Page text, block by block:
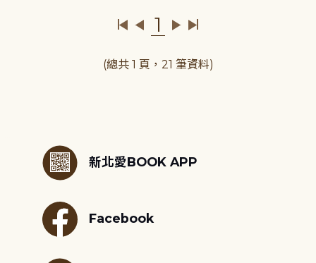
1
(總共 1 頁，21 筆資料)
新北愛BOOK APP
Facebook